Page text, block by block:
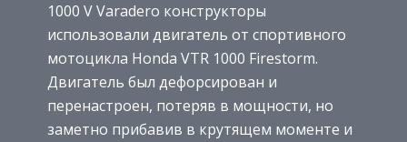
1000 V Varadero конструкторы
использовали двигатель от спортивного
мотоцикла Honda VTR 1000 Firestorm.
Двигатель был дефорсирован и
перенастроен, потеряв в мощности, но
заметно прибавив в крутящем моменте и